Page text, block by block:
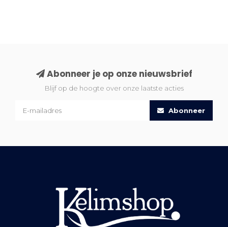
Abonneer je op onze nieuwsbrief
Blijf op de hoogte over onze laatste acties
Abonneer